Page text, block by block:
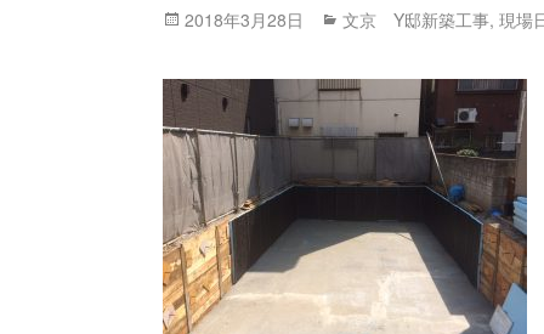
Posted
2018年3月28日 Categories
文京 Y邸新築工事,現場